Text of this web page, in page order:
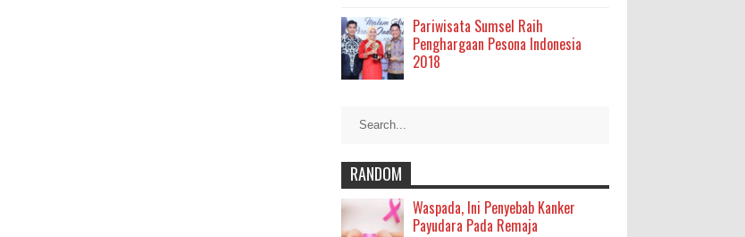
Pariwisata Sumsel Raih
Penghargaan Pesona Indonesia
2018
RANDOM
Waspada, Ini Penyebab Kanker
Payudara Pada Remaja